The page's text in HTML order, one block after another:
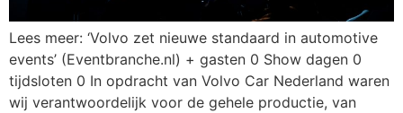
Lees meer: ‘Volvo zet nieuwe standaard in automotive
events’ (Eventbranche.nl) + gasten 0 Show dagen 0
tijdsloten 0 In opdracht van Volvo Car Nederland waren
wij verantwoordelijk voor de gehele productie, van